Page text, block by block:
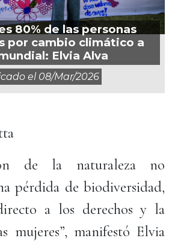
80% de las personas
por cambio climático a
Elvia Alva
el 08/mar/2026
de la naturaleza no
pérdida de biodiversidad,
a los derechos y la
mujeres”, manifestó Elvia